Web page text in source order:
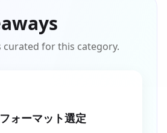
for this category.
ォーマット選定